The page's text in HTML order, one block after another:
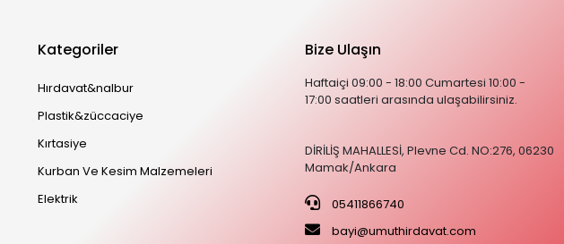
Kategoriler
Hırdavat&nalbur
Plastik&züccaciye
Kırtasiye
Kurban Ve Kesim Malzemeleri
Elektrik
Bize Ulaşın
Haftaiçi 09:00 - 18:00 Cumartesi 10:00 -
17:00 saatleri arasında ulaşabilirsiniz.
DİRİLİŞ MAHALLESİ, Plevne Cd. NO:276, 06230
Mamak/Ankara
05411866740
bayi@umuthirdavat.com